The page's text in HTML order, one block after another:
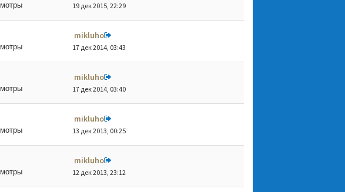
19 дек 2015, 22:29
mikluho
17 дек 2014, 03:43
mikluho
17 дек 2014, 03:40
mikluho
13 дек 2013, 00:25
mikluho
12 дек 2013, 23:12